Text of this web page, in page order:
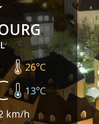
26°C
13°C
km/h